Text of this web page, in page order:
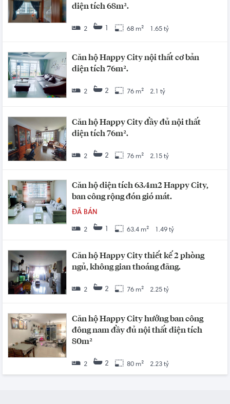
diện tích 68m².
2 1 68 m² 1.65 tỷ
Căn hộ Happy City nội thất cơ bản
diện tích 76m².
2 2 76 m² 2.1 tỷ
Căn hộ Happy City đầy đủ nội thất
diện tích 76m².
2 2 76 m² 2.15 tỷ
Căn hộ diện tích 63.4m2 Happy City,
ban công rộng đón gió mát.
ĐÃ BÁN
2 1 63.4 m² 1.49 tỷ
Căn hộ Happy City thiết kế 2 phòng
ngủ, không gian thoáng đãng.
2 2 76 m² 2.25 tỷ
Căn hộ Happy City hướng ban công
đông nam đầy đủ nội thất diện tích
80m²
2 2 80 m² 2.23 tỷ